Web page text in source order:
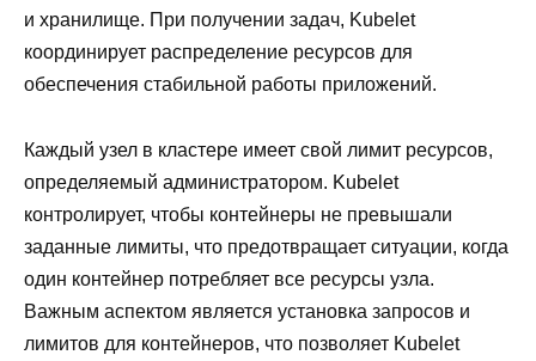
и хранилище. При получении задач, Kubelet
координирует распределение ресурсов для
обеспечения стабильной работы приложений.
Каждый узел в кластере имеет свой лимит ресурсов,
определяемый администратором. Kubelet
контролирует, чтобы контейнеры не превышали
заданные лимиты, что предотвращает ситуации, когда
один контейнер потребляет все ресурсы узла.
Важным аспектом является установка запросов и
лимитов для контейнеров, что позволяет Kubelet